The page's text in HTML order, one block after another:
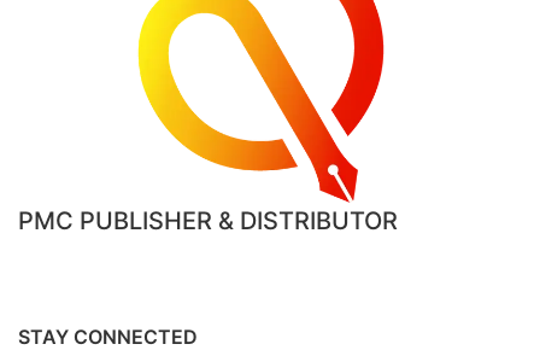
PMC PUBLISHER & DISTRIBUTOR
STAY CONNECTED